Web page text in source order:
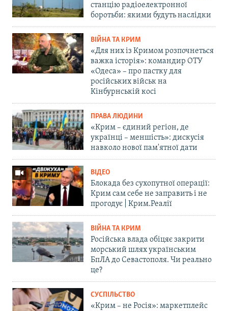
станцію радіоелектронної
боротьби: якими будуть наслідки
ВІЙНА ТА КРИМ
«Для них із Кримом розпочнеться
важка історія»: командир ОТУ
«Одеса» – про пастку для
російських військ на
Кінбурнській косі
ПРАВА ЛЮДИНИ
«Крим – єдиний регіон, де
українці – меншість»: дискусія
навколо нової пам'ятної дати
ВІДЕО
Блокада без сухопутної операції:
Крим сам себе не заправить і не
прогодує | Крим.Реалії
ВІЙНА ТА КРИМ
Російська влада обіцяє закрити
морський шлях українським
БпЛА до Севастополя. Чи реально
це?
СУСПІЛЬСТВО
«Крим – не Росія»: маркетплейс